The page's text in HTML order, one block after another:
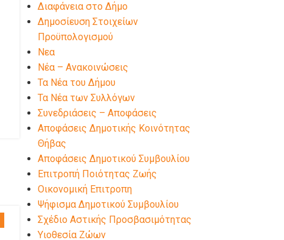
Διαφάνεια στο Δήμο
Δημοσίευση Στοιχείων
Προϋπολογισμού
Νεα
Νέα – Ανακοινώσεις
Τα Νέα του Δήμου
Τα Νέα των Συλλόγων
Συνεδριάσεις – Αποφάσεις
Αποφάσεις Δημοτικής Κοινότητας
Θήβας
Αποφάσεις Δημοτικού Συμβουλίου
Επιτροπή Ποιότητας Ζωής
Οικονομική Επιτροπη
Ψήφισμα Δημοτικού Συμβουλίου
Σχέδιο Αστικής Προσβασιμότητας
Υιοθεσία Ζώων